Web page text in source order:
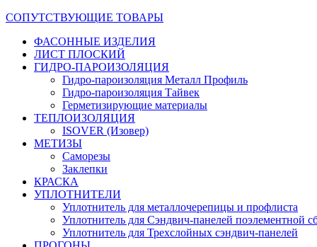
СОПУТСТВУЮЩИЕ ТОВАРЫ
ФАСОННЫЕ ИЗДЕЛИЯ
ЛИСТ ПЛОСКИЙ
ГИДРО-ПАРОИЗОЛЯЦИЯ
Гидро-пароизоляция Металл Профиль
Гидро-пароизоляция Тайвек
Герметизирующие материалы
ТЕПЛОИЗОЛЯЦИЯ
ISOVER (Изовер)
МЕТИЗЫ
Саморезы
Заклепки
КРАСКА
УПЛОТНИТЕЛИ
Уплотнитель для металлочерепицы и профлиста
Уплотнитель для Сэндвич-панелей поэлементной
Уплотнитель для Трехслойных сэндвич-панелей